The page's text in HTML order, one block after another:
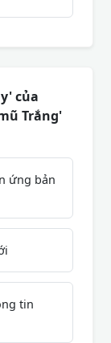
của
Trắng'
ứng bản
tin